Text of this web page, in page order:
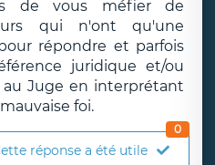
de vous méfier de
qui n'ont qu'une
répondre et parfois
juridique et/ou
Juge en interprétant
foi.
réponse a été utile
0